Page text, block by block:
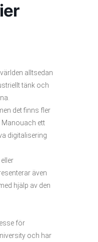
alltsedan
tänk och
det finns fler
Manouach ett
digitalisering
även
hjälp av den
för
och har